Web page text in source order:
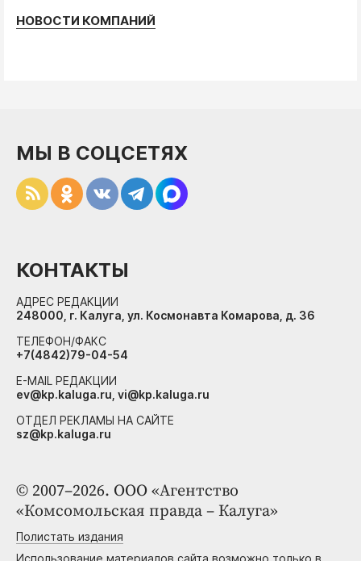
НОВОСТИ КОМПАНИЙ
© 2007–2026. ООО «Агентство
«Комсомольская правда – Калуга»
Полистать издания
МЫ В СОЦСЕТЯХ
КОНТАКТЫ
АДРЕС РЕДАКЦИИ
248000, г. Калуга, ул. Космонавта Комарова, д. 36
ТЕЛЕФОН/ФАКС
+7(4842)79-04-54
E-MAIL РЕДАКЦИИ
ev@kp.kaluga.ru, vi@kp.kaluga.ru
ОТДЕЛ РЕКЛАМЫ НА САЙТЕ
sz@kp.kaluga.ru